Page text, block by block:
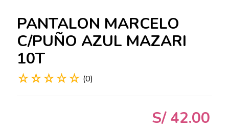
PANTALON MARCELO
C/PUÑO AZUL MAZARI
10T
☆☆☆☆☆ (0)
S/ 42.00